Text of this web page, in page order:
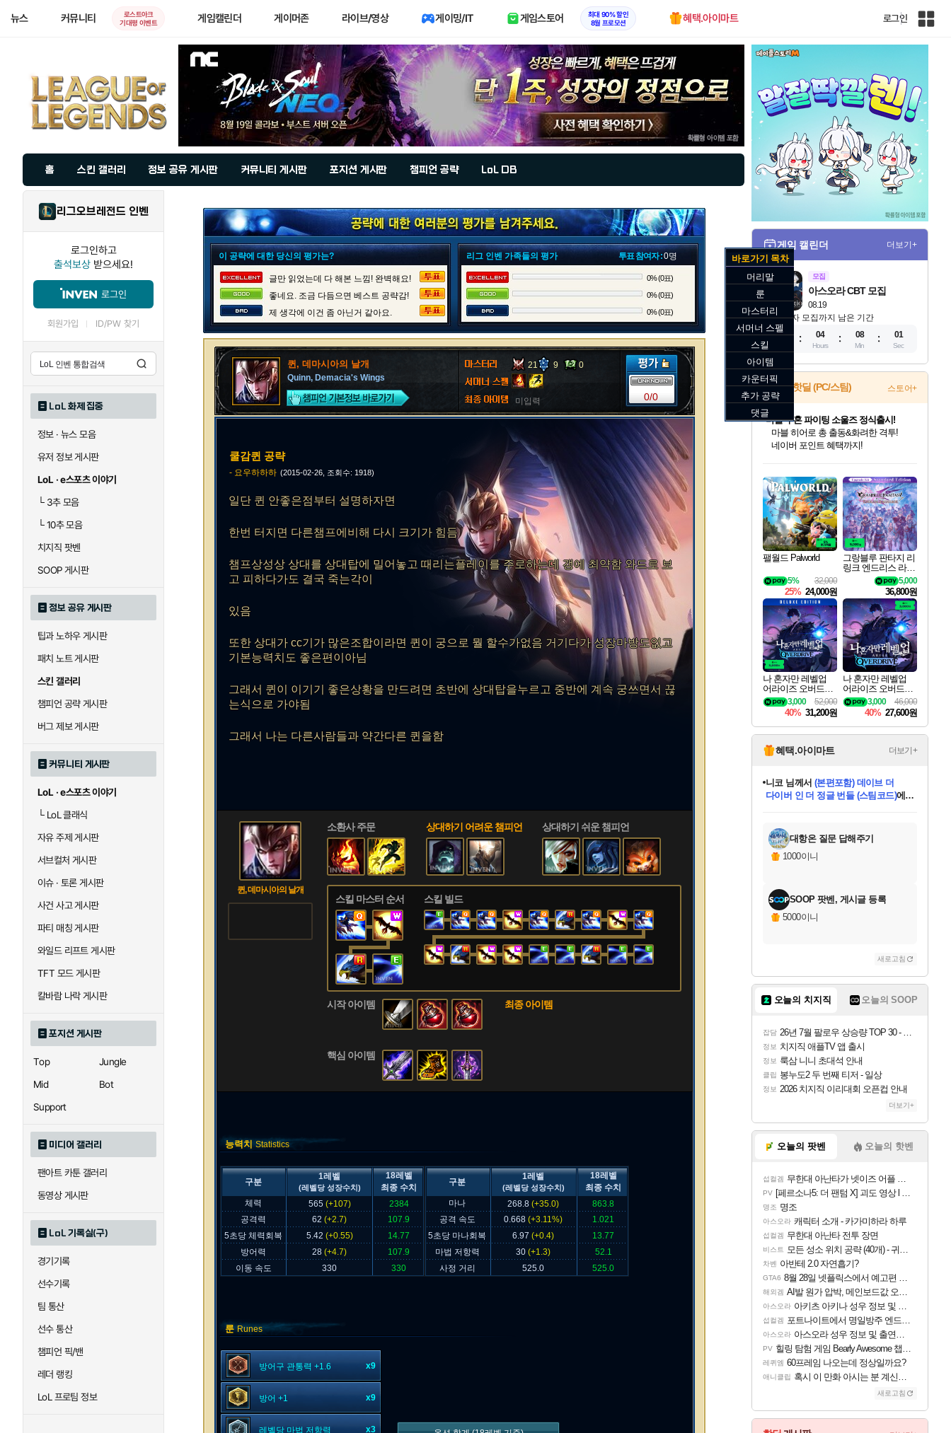
뉴스 커뮤니티
로스트아크
기대평 이벤트
게임캘린더 게이머존 라이브/영상 게이밍/IT 게임스토어
최대 90% 할인
8월 프로모션
혜택.아이마트 로그인
인
트
홈 스킨 갤러리 정보 공유 게시판 커뮤니티 게시판 포지션 게시판 챔피언 공략 LoL DB
리그오브레전드 인벤
로그인하고
출석보상 받으세요!
로그인
회원가입 ID/PW 찾기
LoL 화제 집중
정보 · 뉴스 모음
유저 정보 게시판
LoL · e스포츠 이야기
└3추 모음
└10추 모음
치지직 팟벤
SOOP 게시판
정보 공유 게시판
팁과 노하우 게시판
패치 노트 게시판
스킨 갤러리
챔피언 공략 게시판
버그 제보 게시판
커뮤니티 게시판
LoL · e스포츠 이야기
└LoL 클래식
자유 주제 게시판
서브컬처 게시판
이슈 · 토론 게시판
사건 사고 게시판
파티 매칭 게시판
와일드 리프트 게시판
TFT 모드 게시판
칼바람 나락 게시판
포지션 게시판
Top
Jungle
Mid
Bot
Support
미디어 갤러리
팬아트 카툰 갤러리
동영상 게시판
LoL 기록실(구)
경기기록
선수기록
팀 통산
선수 통산
챔피언 픽/밴
레더 랭킹
LoL 프로팀 정보
이 공략에 대한 당신의 평가는?
글만 읽었는데 다 해본 느낌! 완벽해요!
좋네요. 조금 다듬으면 베스트 공략감!
제 생각에 이건 좀 아닌거 같아요.
리그 인벤 가족들의 평가 투표 참여자 :0명
0% (0표)
0% (0표)
0% (0표)
퀸, 데마시아의 날개
Quinn, Demacia's Wings
21 9 0
미입력 0/0
쿨감퀸 공략
- 요우하하하 (2015-02-26, 조회수: 1918)
일단 퀸 안좋은점부터 설명하자면
한번 터지면 다른챔프에비해 다시 크기가 힘듬
챔프상성상 상대를 상대탑에 밀어놓고 때리는플레이를 주로하는데 갱에 최약함 와드로 보
고 피하다가도 결국 죽는각이
있음
또한 상대가 cc기가 많은조합이라면 퀸이 궁으로 뭘 할수가없음 거기다가 성장마방도없고
기본능력치도 좋은편이아님
그래서 퀸이 이기기 좋은상황을 만드려면 초반에 상대탑을누르고 중반에 계속 궁쓰면서 끊
는식으로 가야됨
그래서 나는 다른사람들과 약간다른 퀸을함
퀸, 데마시아의 날개
소환사 주문 상대하기 어려운 챔피언 상대하기 쉬운 챔피언
스킬 마스터 순서 스킬 빌드
시작 아이템
핵심 아이템
최종 아이템
능력치 Statistics
구분
1레벨
(레벨당 성장수치)
18레벨
최종 수치
구분
1레벨
(레벨당 성장수치)
18레벨
최종 수치
체력
565 (+107) 2384 마나 268.8 (+35.0)
863.8
공격력
62 (+2.7) 107.9 공격 속도 0.668 (+3.11%)
1.021
5초당 체력회복
5.42 (+0.55) 14.77 5초당 마나회복 6.97 (+0.4)
13.77
방어력
28 (+4.7) 107.9 마법 저항력 30 (+1.3)
52.1
이동 속도
330 330 사정 거리 525.0 525.0
룬Runes
방어구 관통력 +1.6 x9
방어 +1 x9
레벨당 마법 저항력
x3
게임 캘린더 더보기+
모집
08.19
아스오라 CBT 모집
참가자 모집까지 남은 기간
11
04
Hours
07
Min
59
Sec
게임 핫딜 (PC/스팀) 스토어+
최대 90% 할인가를 만나보세요!
네이버혜택과 함께 만나보세요!
50%할인&추가 적립까지!
마블 투혼 파이팅 소울즈 정식출시!
마블 히어로 총 출동&화려한 격투!
네이버 포인트 혜택까지!
이니&베니 혜택까지!
네이버 혜택가와 함께 예약하세요!
할인&네이버혜택으로 만나보세요!
네이버페이 혜택과 만나보세요!
40주년 프로모션으로 만나보세요!
할인가에 만나보세요!
일부 에디션 상시 할인!
혜택으로 예약 판매 중
편안하게 충전하세요
팰월드 Palworld
32,000
5%
25% 24,000원
그랑블루 판타지 리
링크 엔드리스 라그
나로크 업그레이드
킷 Granblue Fantasy
Relink Endless Ragn
arok Upgrade Kit DL
C
5,000
36,800원
나 혼자만 레벨업
어라이즈 오버드라
이브 디럭스 에디션
Solo Leveling Arise
Overdrive Deluxe Edi
tion
52,000
3,000
40% 31,200원
나 혼자만 레벨업
어라이즈 오버드라
이브 Solo Leveling A
rise
46,000
3,000
40% 27,600원
혜택.아이마트 더보기+
교환.
당첨되셨습니다.
니코님께서 (본편포함) 데이브 더
다이버 인 더 정글 번들 (스팀코드)에
당첨되셨습니다.
당첨되셨습니다.
당첨되셨습니다.
당첨되셨습니다.
당첨되셨습니다.
에디션 (스팀코드)를 교환.
당첨되셨습니다.
대항온 질문 답해주기
1000이니
SOOP 팟벤, 게시글 등록
5000이니
새로고침
오늘의 치지직 오늘의 SOOP
잡담 26년 7월 팔로우 상승량 TOP 30 - 월간 치지직
정보 치지직 애플TV 앱 출시
정보 룩삼 니니 초대석 안내
클립 봉누도2 두 번째 티저 - 일상
정보 2026 치지직 이리대회 오픈컵 안내
더보기+
오늘의 팟벤 오늘의 핫벤
섭컬겜 무한대 아난타가 넷이즈 어플 달력에 일정 등록
PV [페르소나5: 더 팬텀 X] 괴도 영상 l 타카마키 안·댄싱 스타
명조 명조
아스오라 캐릭터 소개 - 카가미하라 하루
섭컬겜 무한대 아난타 전투 장면
비스트 모든 성소 위치 공략 (40개) - 귀환한 영혼 도전과제
차벤 아반테 2.0 자연흡기?
GTA6 8월 28일 넷플릭스에서 예고편 공개 예정
해외겜 AI발 원가 압박, 메인보드값 오르나
아스오라 아키츠 아키나 성우 정보 및 주요 필모
섭컬겜 포트나이트에서 명일방주 엔드필드 [펠리카] 판매 예정
아스오라 아스오라 성우 정보 및 출연작 모음
PV 힐링 탐험 게임 Bearly Awesome 챕터 1 트레일러
레퀴엠 60프레임 나오는데 정상일까요?
애니클립 혹시 이 만화 아시는 분 계신가요
새로고침
바로가기 목차
머리말
룬
마스터리
서머너 스펠
스킬
아이템
카운터픽
추가 공략
댓글